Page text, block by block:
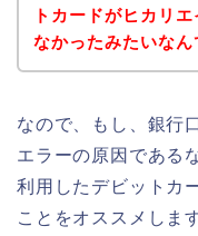
トカードがヒカリ
なかったみたいなん
なので、もし、銀行
エラーの原因である
利用したデビットカ
ことをオススメしま